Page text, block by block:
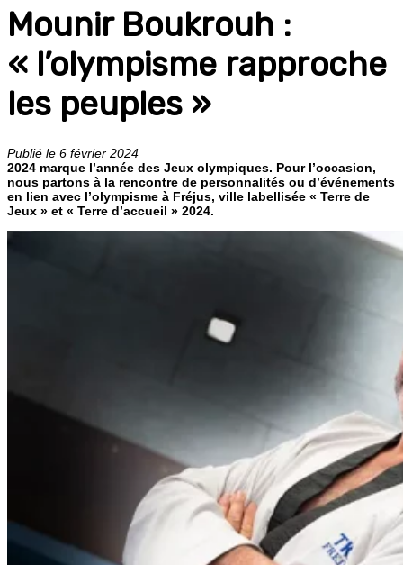
Mounir Boukrouh :
« l’olympisme rapproche
les peuples »
Publié le 6 février 2024
2024 marque l’année des Jeux olympiques. Pour l’occasion,
nous partons à la rencontre de personnalités ou d’événements
en lien avec l’olympisme à Fréjus, ville labellisée « Terre de
Jeux » et « Terre d’accueil » 2024.